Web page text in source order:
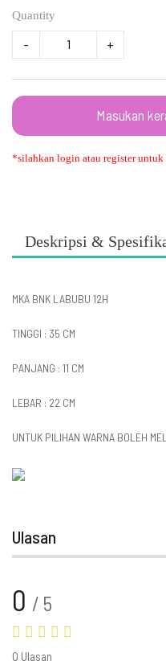
Quantity
- +
Masukan
*silahkan login atau register untuk
Deskripsi &
MKA BNK LABUBU 12H
TINGGI : 35 CM
PANJANG : 11 CM
LEBAR : 22 CM
UNTUK PILIHAN WARNA BOLEH
Ulasan
0 / 5
0 Ulasan